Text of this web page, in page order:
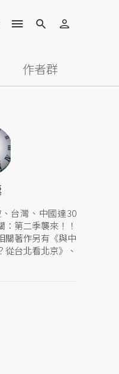
作者群
台灣、中國達30
第二季襲來！！
關著作另有《與中
從台北看北京》、